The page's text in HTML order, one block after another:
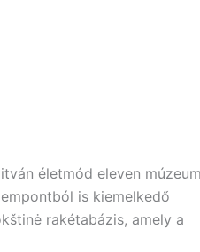
életmód eleven
is kiemelkedő
rakétabázis, amely a